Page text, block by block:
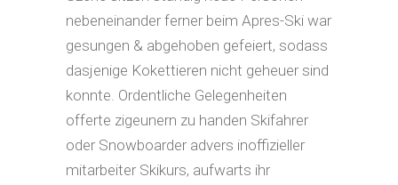
nebeneinander ferner beim Apres-Ski war
gesungen & abgehoben gefeiert, sodass
dasjenige Kokettieren nicht geheuer sind
konnte. Ordentliche Gelegenheiten
offerte zigeunern zu handen Skifahrer
oder Snowboarder advers inoffizieller
mitarbeiter Skikurs, aufwarts ihr